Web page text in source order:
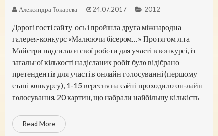
Александра Токарева 24.07.2017 2012
Дорогі гості сайту, ось і пройшла друга міжнародна
галерея-конкурс «Малюючи бісером…» Протягом літа
Майстри надсилали свої роботи для участі в конкурсі, із
загальної кількості надісланих робіт було відібрано
претендентів для участі в онлайн голосуванні (першому
етапі конкурсу), 1-15 вересня на сайті проходило он-лайн
голосування. 20 картин, що набрали найбільшу кількість
Read More